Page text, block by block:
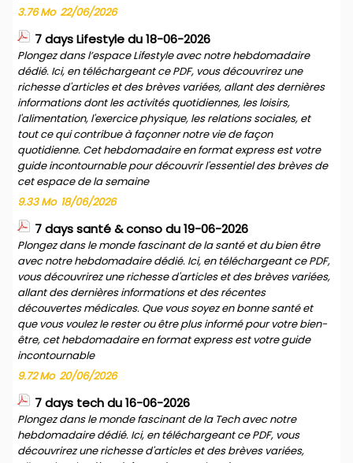
3.76 Mo 22/06/2026
7 days Lifestyle du 18-06-2026
Plongez dans l’espace Lifestyle avec notre hebdomadaire
dédié. Ici, en téléchargeant ce PDF, vous découvrirez une
richesse d'articles et des brèves variées, allant des dernières
informations dont les activités quotidiennes, les loisirs,
l'alimentation, l'exercice physique, les relations sociales, et
tout ce qui contribue à façonner notre vie de façon
quotidienne. Cet hebdomadaire en format express est votre
guide incontournable pour découvrir l'essentiel des brèves de
cet espace de la semaine
9.33 Mo 18/06/2026
7 days santé & conso du 19-06-2026
Plongez dans le monde fascinant de la santé et du bien être
avec notre hebdomadaire dédié. Ici, en téléchargeant ce PDF,
vous découvrirez une richesse d'articles et des brèves variées,
allant des dernières informations et des récentes
découvertes médicales. Que vous soyez en bonne santé et
que vous voulez le rester ou être plus informé pour votre bien-
être, cet hebdomadaire en format express est votre guide
incontournable
9.72 Mo 20/06/2026
7 days tech du 16-06-2026
Plongez dans le monde fascinant de la Tech avec notre
hebdomadaire dédié. Ici, en téléchargeant ce PDF, vous
découvrirez une richesse d'articles et des brèves variées,